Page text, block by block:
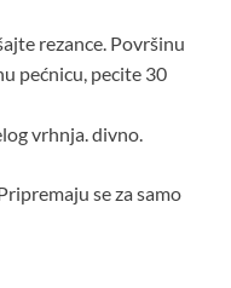
rezance. Površinu
pećnicu, pecite 30
vrhnja. divno.
se za samo